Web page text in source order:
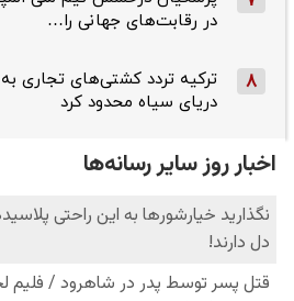
در رقابت‌های جهانی را…
8
ترکیه تردد کشتی‌های تجاری
دریای سیاه محدود کرد